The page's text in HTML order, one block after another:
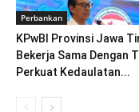
Perbankan
KPwBI Provinsi Jawa
Bekerja Sama Dengan
Perkuat Kedaulatan...